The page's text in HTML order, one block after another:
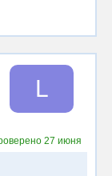
L
27 июня